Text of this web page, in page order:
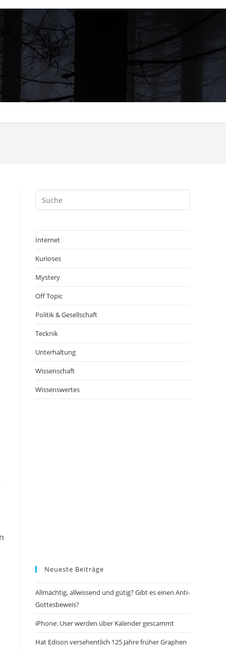
Internet
Kurioses
Mystery
Off Topic
Politik & Gesellschaft
Tecknik
Unterhaltung
Wissenschaft
Wissenswertes
Neueste Beiträge
Allmächtig, allwissend und gütig? Gibt es einen Anti-
Gottesbeweis?
iPhone: User werden über Kalender gescammt
Hat Edison versehentlich 125 Jahre früher Graphen